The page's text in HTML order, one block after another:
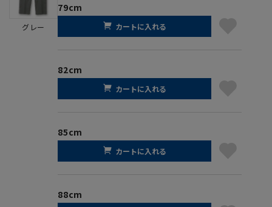
グレー
79cm
カートに入れる
82cm
カートに入れる
85cm
カートに入れる
88cm